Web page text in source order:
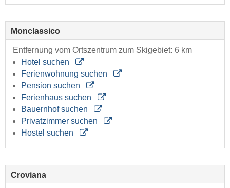
Monclassico
Entfernung vom Ortszentrum zum Skigebiet: 6 km
Hotel suchen
Ferienwohnung suchen
Pension suchen
Ferienhaus suchen
Bauernhof suchen
Privatzimmer suchen
Hostel suchen
Croviana